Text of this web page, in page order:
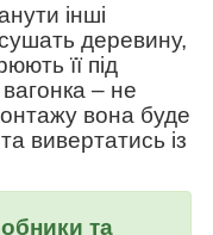
інші
деревину,
її під
– не
вона буде
вивертатись із
та